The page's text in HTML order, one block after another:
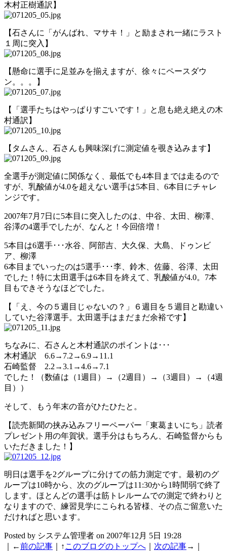
木村正樹通訳】
【石さんに「がんばれ、マサキ！」と励まされ一緒にラスト
１周に突入】
【懸命に選手に足並みを揃えますが、徐々にペースダウ
ン。。。】
【「選手たちはやっぱりすごいです！」と息も絶え絶えの木
村通訳】
【タムさん、石さんも興味深げに測定値を覗き込みます】
全選手が測定値に関係なく、最低でも4本目までは走るので
すが、乳酸値が4.0を超えない選手は5本目、6本目にチャレ
ンジです。
2007年7月7日に5本目に突入したのは、中谷、太田、柳澤、
谷澤の4選手でしたが、なんと！今回倍増！
5本目は6選手･･･水谷、阿部吉、大久保、大島、ドゥンビ
ア、柳澤
6本目までいったのは5選手･･･李、鈴木、佐藤、谷澤、太田
でした！特に太田選手は6本目を終えて、乳酸値が4.0。7本
目もできそうなほどでした。
【「え、今の５週目じゃないの？」６週目を５週目と勘違い
していた谷澤選手。太田選手はまだまだ余裕です】
ちなみに、石さんと木村通訳のポイントは･･･
木村通訳 6.6→7.2→6.9→11.1
石崎監督 2.2→3.1→4.6→7.1
でした！（数値は（1週目）→（2週目）→（3週目）→（4週
目））
そして、もう年末の音がひたひたと。
【読売新聞の挟み込みフリーペーパー「東葛まいにち」読者
プレゼント用の年賀状。選手分はもちろん、石崎監督からも
いただきました！】
明日は選手を2グループに分けての筋力測定です。最初のグ
ループは10時から、次のグループは11:30から1時間弱で終了
します。ほとんどの選手は筋トレルームでの測定で終わりと
なりますので、練習見学にこられる皆様、その点ご留意いた
だければと思います。
Posted by システム管理者 on 2007年12月 5日 19:28
｜←前の記事 ｜↑ このブログのトップへ 次の記事→｜